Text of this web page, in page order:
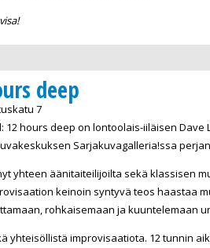
deep
7
12 hours deep on lontoolais-iiläisen
Sarjakuvagalleria!ssa
yhteen äänitaiteilijoilta sekä klassisen
keinoin syntyvä teos haastaa
rohkaisemaan ja kuuntelemaan
yhteisöllistä improvisaatiota. 12 tunnin